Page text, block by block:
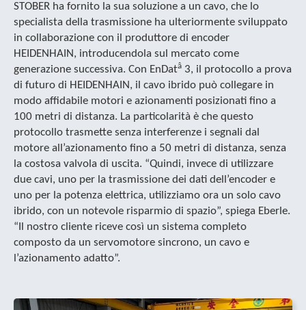
STOBER ha fornito la sua soluzione a un cavo, che lo
specialista della trasmissione ha ulteriormente sviluppato
in collaborazione con il produttore di encoder
HEIDENHAIN, introducendola sul mercato come
generazione successiva. Con EnDatâ 3, il protocollo a prova
di futuro di HEIDENHAIN, il cavo ibrido può collegare in
modo affidabile motori e azionamenti posizionati fino a
100 metri di distanza. La particolarità è che questo
protocollo trasmette senza interferenze i segnali dal
motore all’azionamento fino a 50 metri di distanza, senza
la costosa valvola di uscita. “Quindi, invece di utilizzare
due cavi, uno per la trasmissione dei dati dell’encoder e
uno per la potenza elettrica, utilizziamo ora un solo cavo
ibrido, con un notevole risparmio di spazio”, spiega Eberle.
“Il nostro cliente riceve così un sistema completo
composto da un servomotore sincrono, un cavo e
l’azionamento adatto”.